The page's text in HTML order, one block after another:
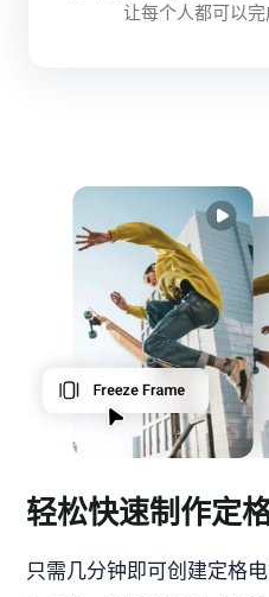
让每个人都可以完
轻松快速制作定
只需几分钟即可创建定格